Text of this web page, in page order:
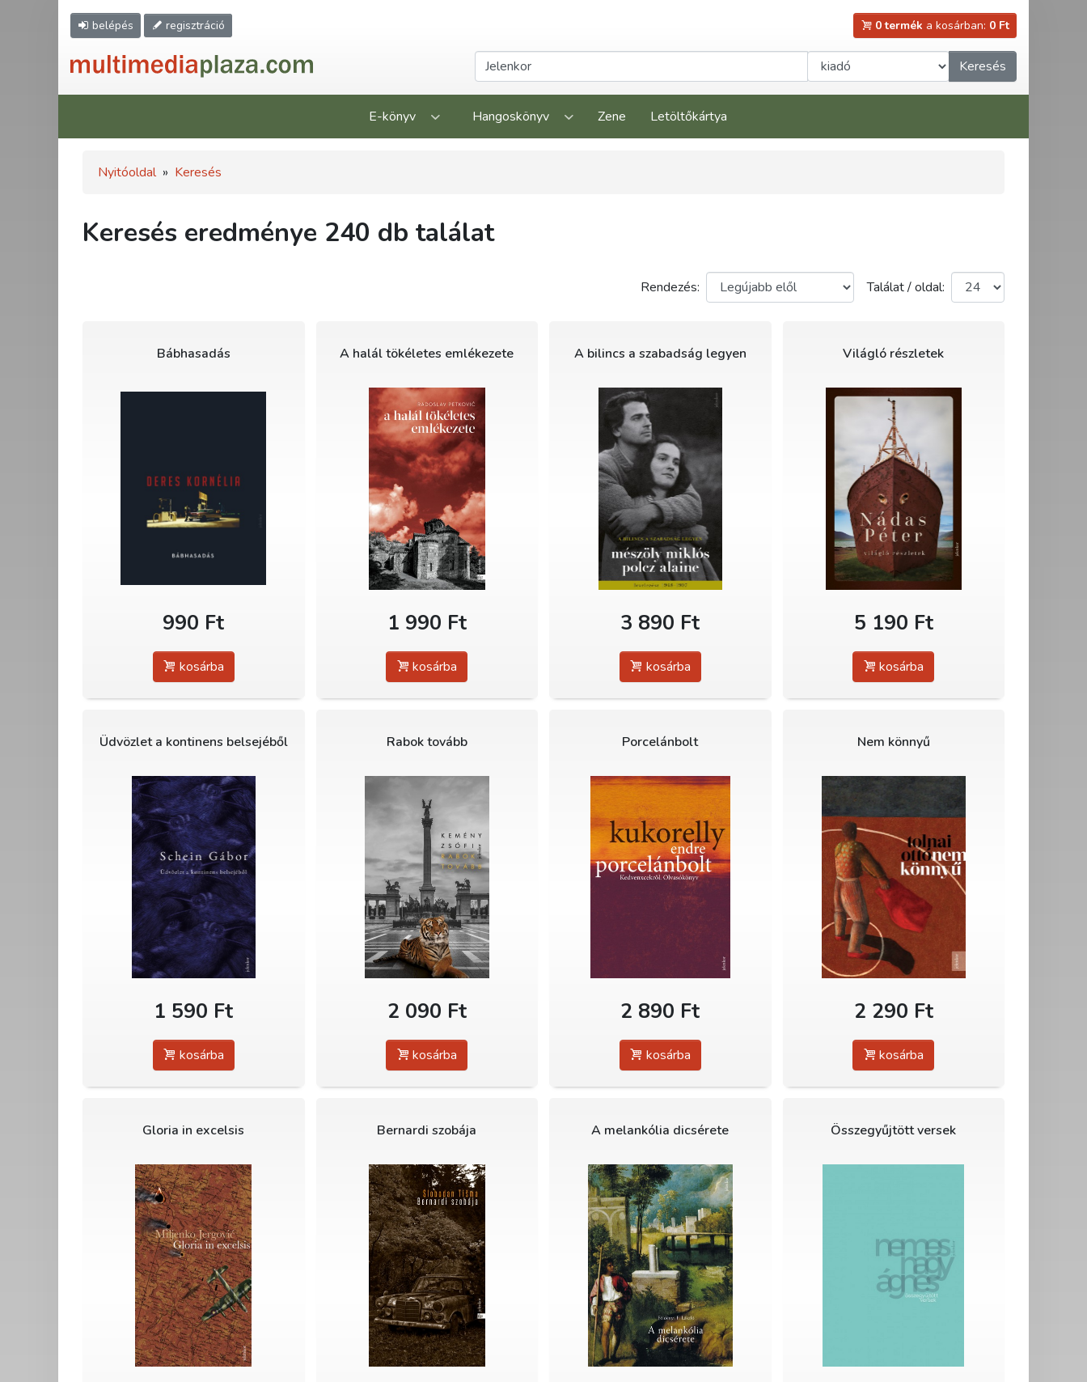
belépés regisztráció 0 termék a kosárban: 0 Ft
Keresés
E-könyv Hangoskönyv Zene Letöltőkártya
Nyitóoldal » Keresés
Keresés eredménye 240 db találat
Rendezés: Találat / oldal:
Bábhasadás
990 Ft
kosárba
A halál tökéletes emlékezete
1 990 Ft
kosárba
A bilincs a szabadság legyen
3 890 Ft
kosárba
Világló részletek
5 190 Ft
kosárba
Üdvözlet a kontinens belsejéből
1 590 Ft
kosárba
Rabok tovább
2 090 Ft
kosárba
Porcelánbolt
2 890 Ft
kosárba
Nem könnyű
2 290 Ft
kosárba
Gloria in excelsis Bernardi szobája A melankólia dicsérete Összegyűjtött versek